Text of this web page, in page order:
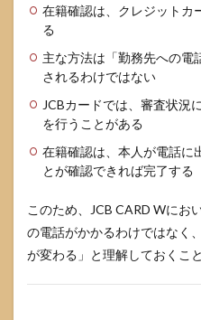
ルバ
／な
し）
合
新社
会
正社
派遣
社員
合
在籍確認は、クレジットカ
る
主な方法は「勤務先への電
されるわけではない
JCBカードでは、審査状況
を行うことがある
在籍確認は、本人が電話に
とが確認できれば完了する
このため、JCB CARD Wにお
の電話がかかるわけではなく
が変わる」と理解しておくこ